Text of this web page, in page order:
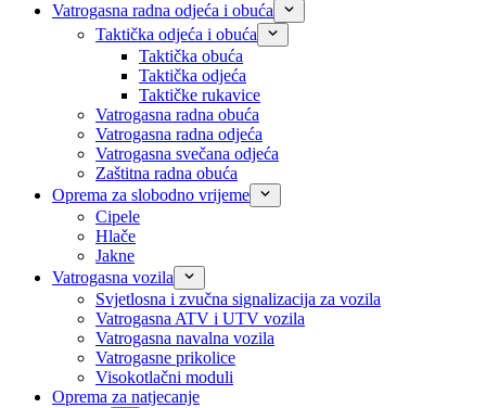
Vatrogasna radna odjeća i obuća
Taktička odjeća i obuća
Taktička obuća
Taktička odjeća
Taktičke rukavice
Vatrogasna radna obuća
Vatrogasna radna odjeća
Vatrogasna svečana odjeća
Zaštitna radna obuća
Oprema za slobodno vrijeme
Cipele
Hlače
Jakne
Vatrogasna vozila
Svjetlosna i zvučna signalizacija za vozila
Vatrogasna ATV i UTV vozila
Vatrogasna navalna vozila
Vatrogasne prikolice
Visokotlačni moduli
Oprema za natjecanje